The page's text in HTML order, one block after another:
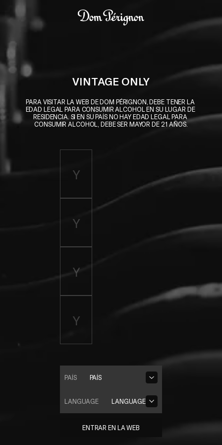
Skip to main content
VINTAGE ONLY
PARA VISITAR LA WEB DE DOM PÉRIGNON, DEBE TENER LA
EDAD LEGAL PARA CONSUMIR ALCOHOL EN SU LUGAR DE
RESIDENCIA. SI EN SU PAÍS NO HAY EDAD LEGAL PARA
CONSUMIR ALCOHOL, DEBE SER MAYOR DE 21 AÑOS.
PAÍS
PAÍS
LANGUAGE
LANGUAGE
ENTRAR EN LA WEB